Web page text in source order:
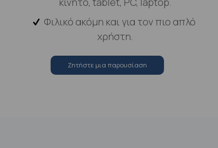
Φιλικό ακόμη και για τον πιο απλό
χρήστη.
Zητήστε μια παρουσίαση